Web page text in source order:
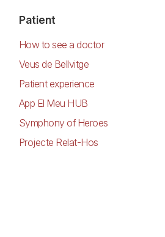
Patient
How to see a doctor
Veus de Bellvitge
Patient experience
App El Meu HUB
Symphony of Heroes
Projecte Relat-Hos